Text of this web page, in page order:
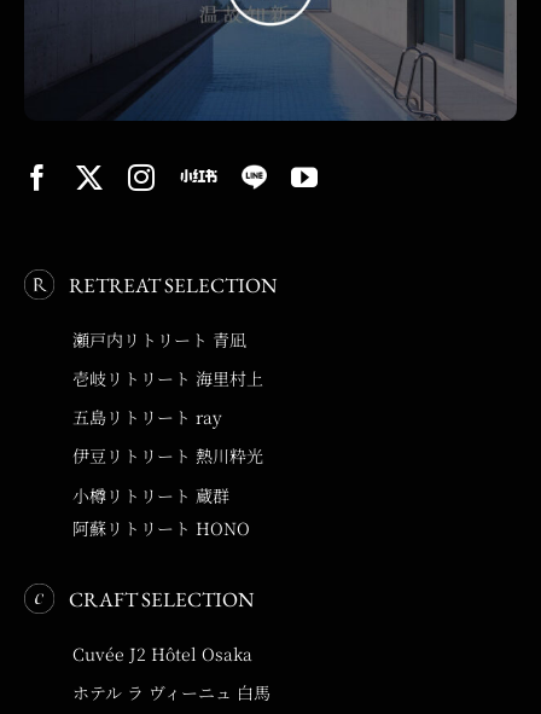
RETREAT SELECTION
瀬戸内リトリート 青凪
壱岐リトリート 海里村上
五島リトリート ray
伊豆リトリート 熱川粋光
小樽リトリート 蔵群
阿蘇リトリート HONO
CRAFT SELECTION
Cuvée J2 Hôtel Osaka
ホテル ラ ヴィーニュ 白馬